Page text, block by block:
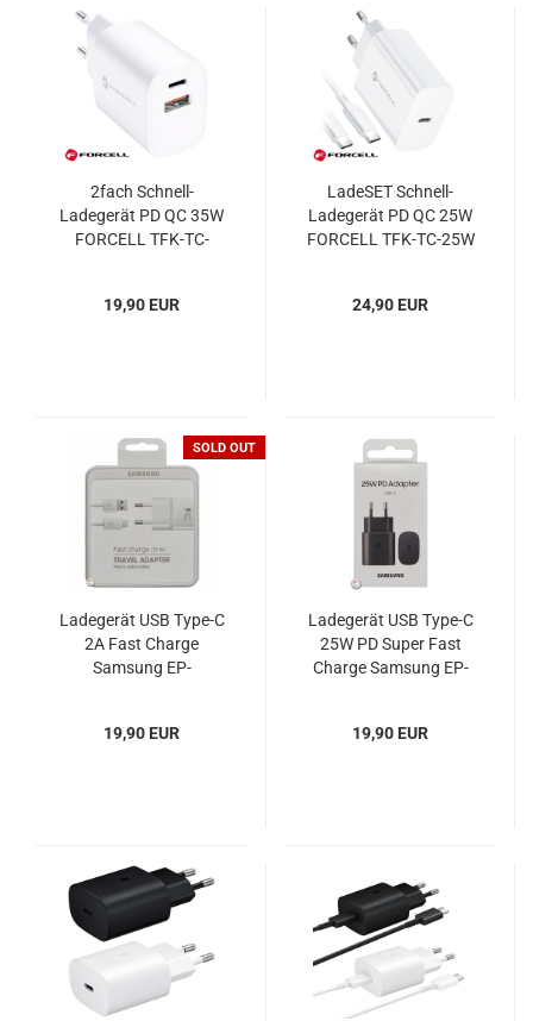
2fach Schnell-
Ladegerät PD QC 35W
FORCELL TFK-TC-
19,90 EUR
LadeSET Schnell-
Ladegerät PD QC 25W
FORCELL TFK-TC-25W
24,90 EUR
SOLD OUT
Ladegerät USB Type-C
2A Fast Charge
Samsung EP-
19,90 EUR
Ladegerät USB Type-C
25W PD Super Fast
Charge Samsung EP-
19,90 EUR